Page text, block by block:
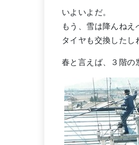
いよいよだ。
もう、雪は降んねえ
タイヤも交換したし
春と言えば、３階の